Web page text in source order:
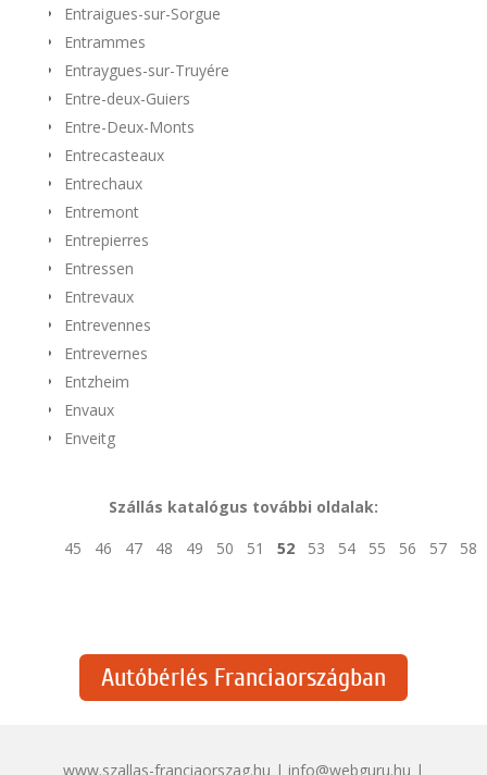
Entraigues-sur-Sorgue
Entrammes
Entraygues-sur-Truyére
Entre-deux-Guiers
Entre-Deux-Monts
Entrecasteaux
Entrechaux
Entremont
Entrepierres
Entressen
Entrevaux
Entrevennes
Entrevernes
Entzheim
Envaux
Enveitg
Szállás katalógus további oldalak:
45
46 47 48 49 50 51 52 53 54 55 56 57 58
Autóbérlés Franciaországban
www.szallas-franciaorszag.hu | info@webguru.hu |